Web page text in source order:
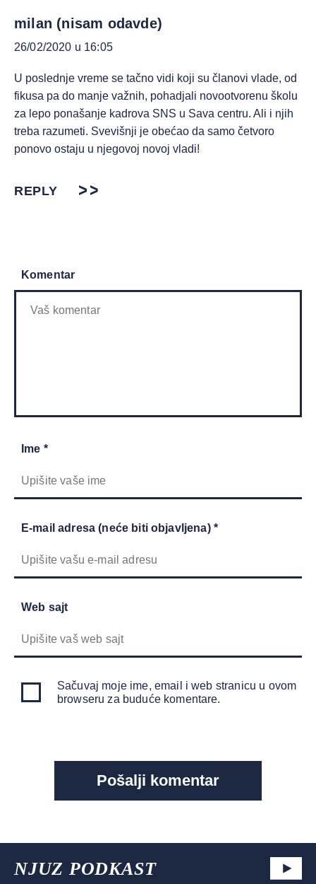
milan (nisam odavde)
26/02/2020 u 16:05
U poslednje vreme se tačno vidi koji su članovi vlade, od
fikusa pa do manje važnih, pohadjali novootvorenu školu
za lepo ponašanje kadrova SNS u Sava centru. Ali i njih
treba razumeti. Svevišnji je obećao da samo četvoro
ponovo ostaju u njegovoj novoj vladi!
REPLY
Komentar
Ime *
E-mail adresa (neće biti objavljena) *
Web sajt
Sačuvaj moje ime, email i web stranicu u ovom
browseru za buduće komentare.
NJUZ PODKAST